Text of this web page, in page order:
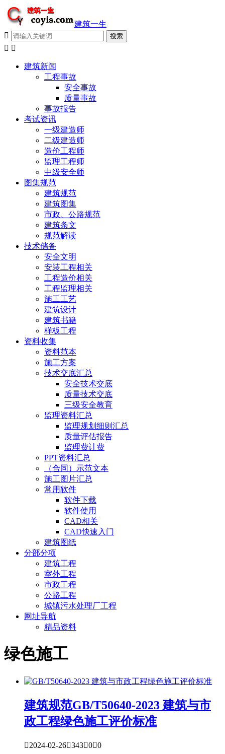
建筑一生

 
建筑新闻
工程事故
安全事故
质量事故
事故报告
考试资讯
一级建造师
二级建造师
造价工程师
监理工程师
中级安全师
图集规范
建筑规范
建筑图集
市政、公路规范
建筑条文
规范解读
技术储备
安全文明
安装工程相关
工程造价相关
工程监理相关
施工工艺
建筑设计
建筑书籍
样板工程
资料收集
资料范本
施工方案
技术交底汇总
安全技术交底
质量技术交底
三级安全教育
监理资料汇总
监理规划细则汇总
质量评估报告
监理费计费
PPT资料汇总
（合同）示范文本
施工图片汇总
常用软件
软件下载
软件使用
CAD相关
CAD快速入门
建筑图纸
分部分项
建筑工程
室外工程
市政工程
公路工程
城镇污水处理厂工程
网址导航
精品资料
绿色施工
建筑规范GB/T50640-2023 建筑与市
政工程绿色施工评价标准
2024-02-2634300